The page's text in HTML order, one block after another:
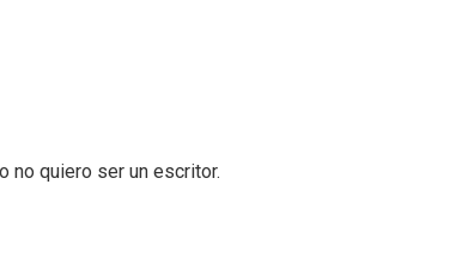
no quiero ser un escritor.